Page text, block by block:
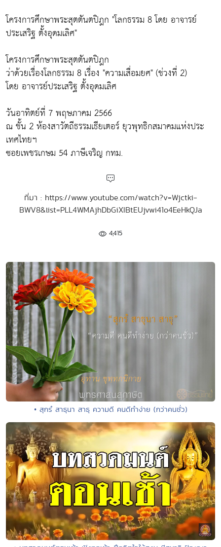
โครงการศึกษาพระสุตตันตปิฎก "โลกธรรม 8 โดย อาจารย์
ประเสริฐ ตั้งอุดมเลิศ"
โครงการศึกษาพระสุตตันตปิฎก
ว่าด้วยเรื่องโลกธรรม 8 เรื่อง "ความเสื่อมยศ" (ช่วงที่ 2)
โดย อาจารย์ประเสริฐ ตั้งอุดมเลิศ
วันอาทิตย์ที่ 7 พฤษภาคม 2566
ณ ชั้น 2 ห้องสาวัตถีธรรมเธียเตอร์ ยุวพุทธิกสมาคมแห่งประ
เทศไทยฯ
ซอยเพชรเกษม 54 ภาษีเจริญ กทม.
ที่มา : https://www.youtube.com/watch?v=Wjctki-
BWV8&list=PLL4WMAjhDbGiXIBtEUjvwi41o4EeHkQJa
4,415
• สุกรํ สาธุนา สาธุ ความดี คนดีทำง่าย (กว่าคนชั่ว)